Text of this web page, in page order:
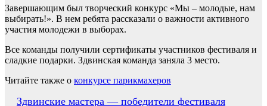
Завершающим был творческий конкурс «Мы – молодые, нам
выбирать!». В нем ребята рассказали о важности активного
участия молодежи в выборах.
Все команды получили сертификаты участников фестиваля и
сладкие подарки. Здвинская команда заняла 3 место.
Читайте также о конкурсе парикмахеров
Навигация
Здвинские мастера — победители фестиваля